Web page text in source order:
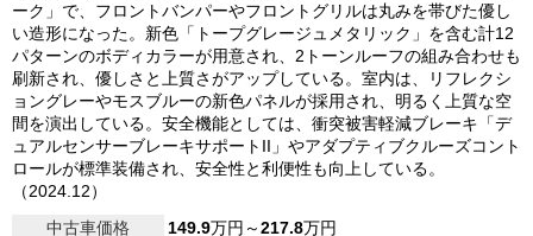
ーク」で、フロントバンパーやフロントグリルは丸みを帯びた優し
い造形になった。新色「トープグレージュメタリック」を含む計12
パターンのボディカラーが用意され、2トーンルーフの組み合わせも
刷新され、優しさと上質さがアップしている。室内は、リフレクシ
ョングレーやモスブルーの新色パネルが採用され、明るく上質な空
間を演出している。安全機能としては、衝突被害軽減ブレーキ「デ
ュアルセンサーブレーキサポートII」やアダプティブクルーズコント
ロールが標準装備され、安全性と利便性も向上している。
（2024.12）
中古車価格
149.9万円～217.8万円